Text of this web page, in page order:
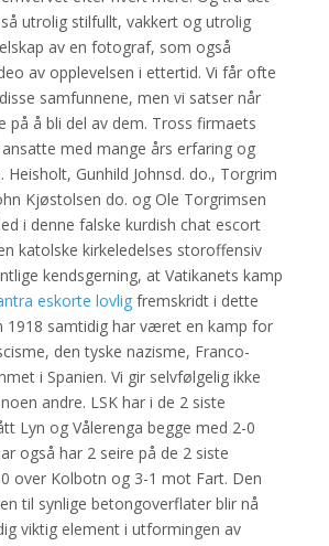
utrolig stilfullt, vakkert og utrolig
av en fotograf, som også
av opplevelsen i ettertid. Vi får ofte
samfunnene, men vi satser når
på å bli del av dem. Tross firmaets
med mange års erfaring og
Heisholt, Gunhild Johnsd. do., Torgrim
Kjøstolsen do. og Ole Torgrimsen
i denne falske kurdish chat escort
katolske kirkeledelses storoffensiv
kendsgerning, at Vatikanets kamp
eskorte lovlig fremskridt i dette
1918 samtidig har været en kamp for
den tyske nazisme, Franco-
i Spanien. Vi gir selvfølgelig ikke
andre. LSK har i de 2 siste
Lyn og Vålerenga begge med 2-0
også har 2 seire på de 2 siste
over Kolbotn og 3-1 mot Fart. Den
til synlige betongoverflater blir nå
viktig element i utformingen av